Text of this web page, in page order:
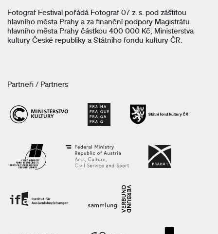
Fotograf Festival pořádá Fotograf 07 z. s. pod záštitou
hlavního města Prahy a za finanční podpory Magistrátu
hlavního města Prahy částkou 400 000 Kč, Ministerstva
kultury České republiky a Státního fondu kultury ČR.
Partneři / Partners